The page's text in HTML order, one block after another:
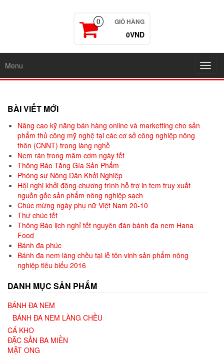
0 GIỎ HÀNG
0VND
Menu
BÀI VIẾT MỚI
Nâng cao kỹ năng bán hàng online và marketting cho sản
phẩm thủ công mỹ nghệ tại các cơ sở công nghiệp nông
thôn (CNNT) trong làng nghề
Nem rán trong mâm cơm ngày tết
Thông Báo Tăng Gía Sản Phẩm
Phóng sự Nông Dân Khởi Nghiệp
Hội nghị khởi động chương trình hỗ trợ in tem truy xuất
nguồn gốc sản phẩm nông nghiệp sạch
Chúc mừng ngày phụ nữ Việt Nam 20-10
Thư chúc tết
Thông Báo lịch nghỉ tết nguyên đán bánh đa nem Hana
Food
Bánh đa phúc
Bánh đa nem làng chều tại lễ tôn vinh sản phẩm nông
nghiệp tiêu biểu 2016
DANH MỤC SẢN PHẨM
BÁNH ĐA NEM
BÁNH ĐA NEM LÀNG CHỀU
CÁ KHO
ĐẶC SẢN BA MIỀN
MẬT ONG